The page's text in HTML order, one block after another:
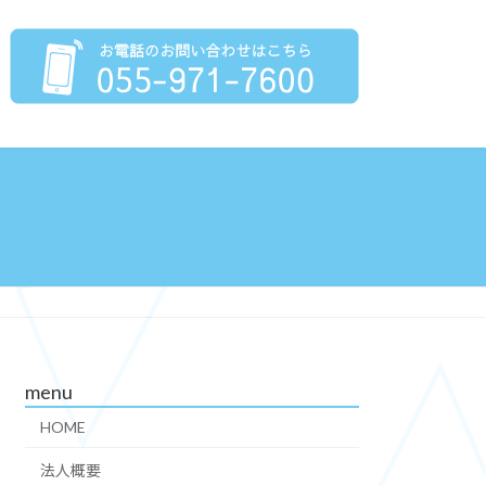
menu
HOME
法人概要